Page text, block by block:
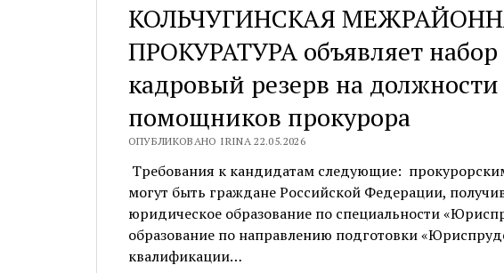
КОЛЬЧУГИНСКАЯ
ПРОКУРАТУРА объявляет набор
кадровый резерв на должности
помощников прокурора
ОПУБЛИКОВАНО IRINA 22.05.2026
Требования к кандидатам следующие:
могут быть граждане Российской Федерации,
юридическое образование по специальности
образование по направлению подготовки
квалификации…